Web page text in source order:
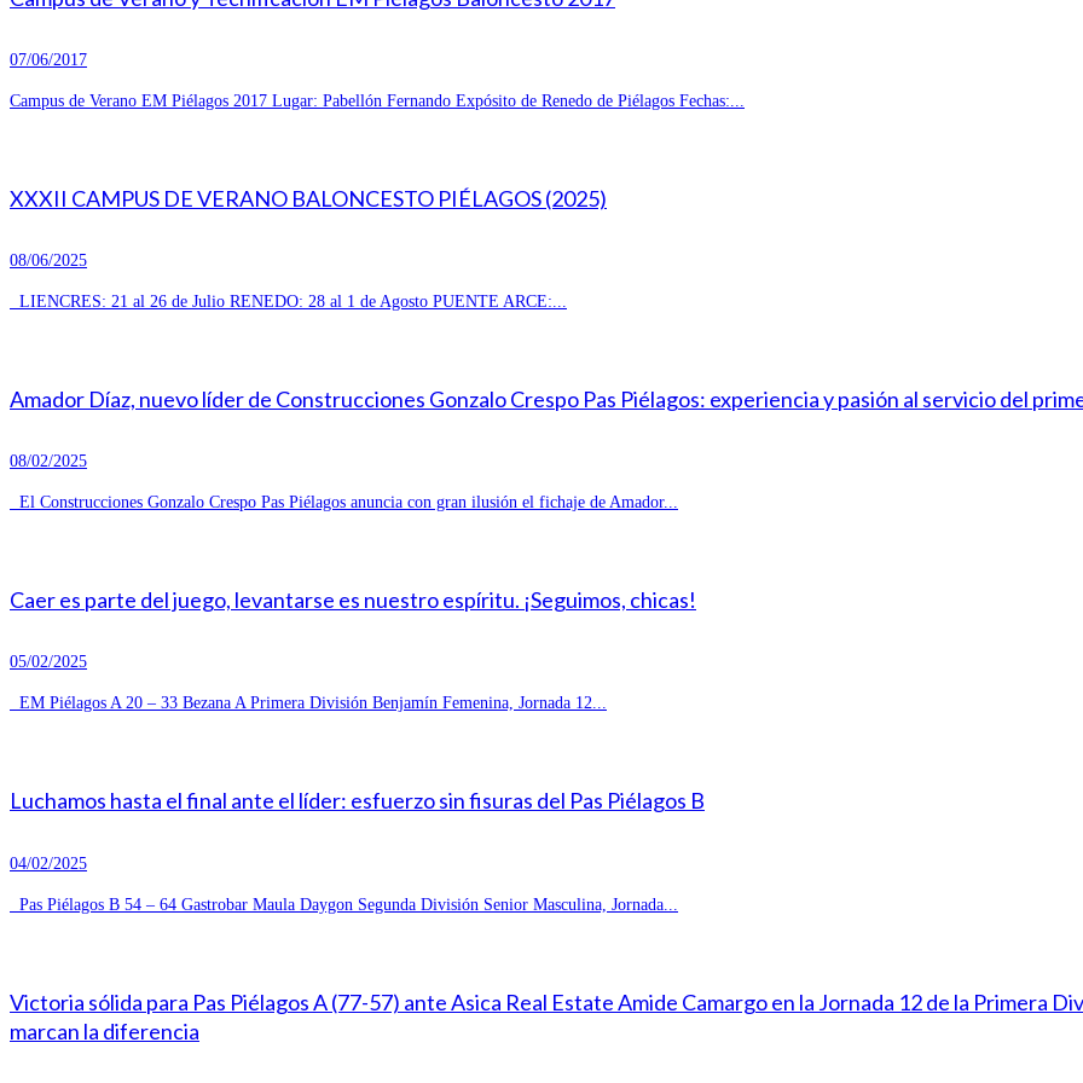
07/06/2017
Campus de Verano EM Piélagos 2017 Lugar: Pabellón Fernando Expósito de Renedo de Piélagos Fechas:...
XXXII CAMPUS DE VERANO BALONCESTO PIÉLAGOS (2025)
08/06/2025
LIENCRES: 21 al 26 de Julio RENEDO: 28 al 1 de Agosto PUENTE ARCE:...
Amador Díaz, nuevo líder de Construcciones Gonzalo Crespo Pas Piélagos: experiencia y pasión al servicio del
08/02/2025
El Construcciones Gonzalo Crespo Pas Piélagos anuncia con gran ilusión el fichaje de Amador...
Caer es parte del juego, levantarse es nuestro espíritu. ¡Seguimos, chicas!
05/02/2025
EM Piélagos A 20 – 33 Bezana A Primera División Benjamín Femenina, Jornada 12...
Luchamos hasta el final ante el líder: esfuerzo sin fisuras del Pas Piélagos B
04/02/2025
Pas Piélagos B 54 – 64 Gastrobar Maula Daygon Segunda División Senior Masculina, Jornada...
Victoria sólida para Pas Piélagos A (77-57) ante Asica Real Estate Amide Camargo en la Jornada 12 de la Primera
marcan la diferencia